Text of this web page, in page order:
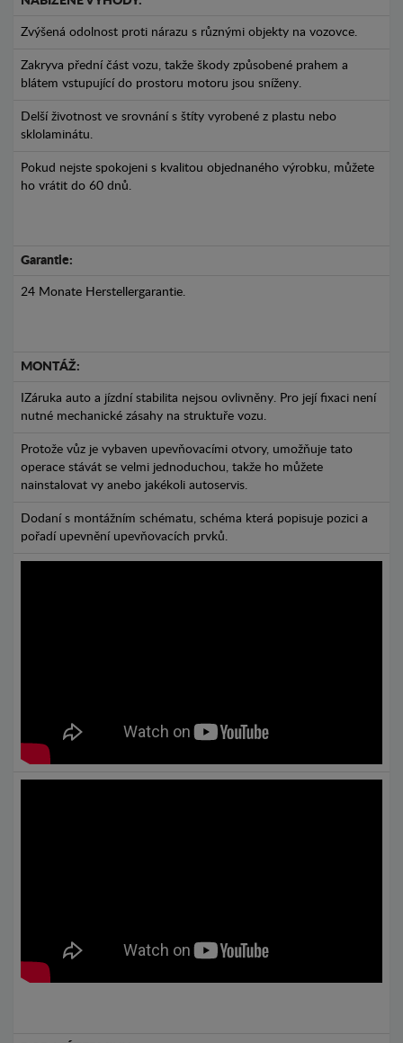
Zvýšená odolnost proti nárazu s různými objekty na vozovce.
Zakryva přední část vozu, takže škody způsobené prahem a
blátem vstupující do prostoru motoru jsou sníženy.
Delší životnost ve srovnání s štíty vyrobené z plastu nebo
sklolaminátu.
Pokud nejste spokojeni s kvalitou objednaného výrobku, můžete
ho vrátit do 60 dnů.
Garantie:
24 Monate Herstellergarantie.
MONTÁŽ:
IZáruka auto a jízdní stabilita nejsou ovlivněny. Pro její fixaci není
nutné mechanické zásahy na struktuře vozu.
Protože vůz je vybaven upevňovacími otvory, umožňuje tato
operace stávát se velmi jednoduchou, takže ho můžete
nainstalovat vy anebo jakékoli autoservis.
Dodaní s montážním schématu, schéma která popisuje pozici a
pořadí upevnění upevňovacích prvků.